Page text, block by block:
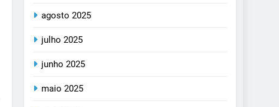
agosto 2025
julho 2025
junho 2025
maio 2025